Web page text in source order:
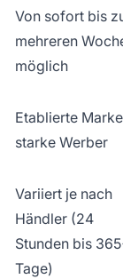
Von sofort bis
mehreren
möglich
Etablierte
starke Werber
Variiert je nach
Händler (24
Stunden bis
Tage)